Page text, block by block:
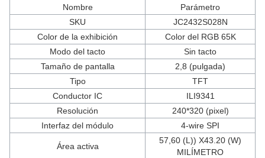
Nombre
Parámetro
SKU
JC2432S028N
Color de la exhibición
Color del RGB 65K
Modo del tacto
Sin tacto
Tamaño de pantalla
2,8 (pulgada)
Tipo
TFT
Conductor IC
ILI9341
Resolución
240*320 (pixel)
Interfaz del módulo
4-wire SPI
Área activa
57,60 (L)) X43.20 (W)
MILÍMETRO